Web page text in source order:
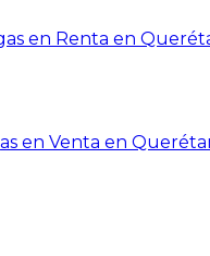
en Renta en
en Venta en